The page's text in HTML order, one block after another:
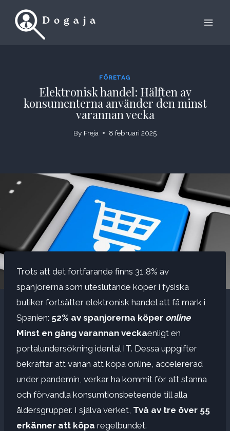
FÖRETAG
Elektronisk handel: Hälften av
konsumenterna använder den minst
varannan vecka
By Freja 8 februari 2025
Trots att det fortfarande finns 31,8% av
spanjorerna som uteslutande köper i fysiska
butiker fortsätter elektronisk handel att få mark i
Spanien: 52% av spanjorerna köper online
Minst en gång varannan veckaenligt en
portalundersökning idental IT. Dessa uppgifter
bekräftar att vanan att köpa online, accelererad
under pandemin, verkar ha kommit för att stanna
och förvandla konsumtionsbeteende till alla
åldersgrupper. I själva verket, Två av tre över 55
erkänner att köpa regelbundet.